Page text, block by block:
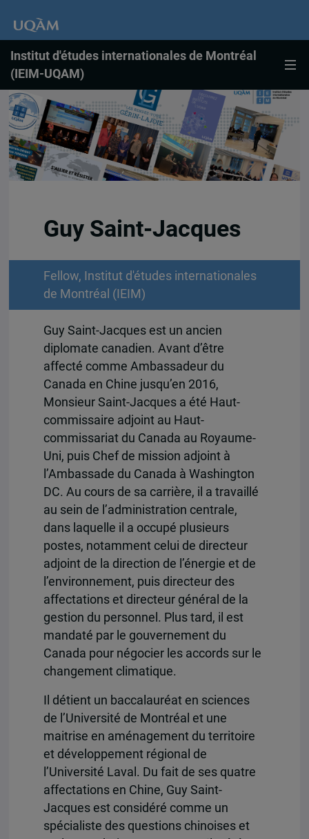
Institut d'études internationales de Montréal
(IEIM-UQAM)
Guy Saint-Jacques
Fellow, Institut d'études internationales
de Montréal (IEIM)
Guy Saint-Jacques est un ancien
diplomate canadien. Avant d’être
affecté comme Ambassadeur du
Canada en Chine jusqu’en 2016,
Monsieur Saint-Jacques a été Haut-
commissaire adjoint au Haut-
commissariat du Canada au Royaume-
Uni, puis Chef de mission adjoint à
l’Ambassade du Canada à Washington
DC. Au cours de sa carrière, il a travaillé
au sein de l’administration centrale,
dans laquelle il a occupé plusieurs
postes, notamment celui de directeur
adjoint de la direction de l’énergie et de
l’environnement, puis directeur des
affectations et directeur général de la
gestion du personnel. Plus tard, il est
mandaté par le gouvernement du
Canada pour négocier les accords sur le
changement climatique.
Il détient un baccalauréat en sciences
de l’Université de Montréal et une
maitrise en aménagement du territoire
et développement régional de
l’Université Laval. Du fait de ses quatre
affectations en Chine, Guy Saint-
Jacques est considéré comme un
spécialiste des questions chinoises et